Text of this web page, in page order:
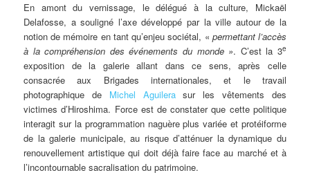
En amont du vernissage, le délégué à la culture, Mickaël
Delafosse, a souligné l’axe développé par la ville autour de la
notion de mémoire en tant qu’enjeu sociétal, « permettant l’accès
à la compréhension des événements du monde ». C’est la 3e
exposition de la galerie allant dans ce sens, après celle
consacrée aux Brigades internationales, et le travail
photographique de Michel Aguilerasur les vêtements des
victimes d’Hiroshima. Force est de constater que cette politique
interagit sur la programmation naguère plus variée et protéiforme
de la galerie municipale, au risque d’atténuer la dynamique du
renouvellement artistique qui doit déjà faire face au marché et à
l’incontournable sacralisation du patrimoine.